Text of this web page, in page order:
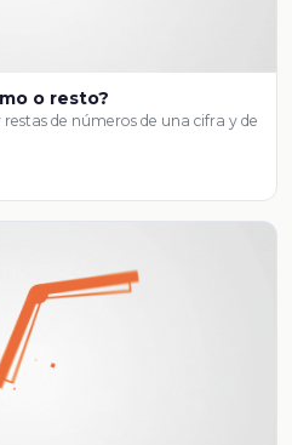
o resto?
de números de una cifra y de